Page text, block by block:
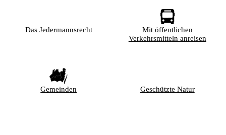
Das Jedermannsrecht
Mit öffentlichen
Verkehrsmitteln anreisen
Gemeinden Geschützte Natur